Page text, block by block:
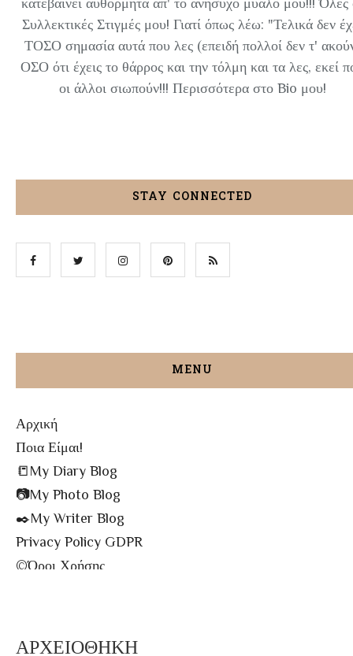
κατεβαίνει αυθόρμητα απ' το ανήσυχο μυαλό μου!!! Όλες
Συλλεκτικές Στιγμές μου! Γιατί όπως λέω: "Τελικά δεν
ΤΟΣΟ σημασία αυτά που λες (επειδή πολλοί δεν τ'
ΟΣΟ ότι έχεις το θάρρος και την τόλμη και τα λες, εκεί
οι άλλοι σιωπούν!!! Περισσότερα στο Bio μου!
STAY CONNECTED
MENU
Αρχική
Ποια Είμαι!
📒My Diary Blog
📷My Photo Blog
✒️My Writer Blog
Privacy Policy GDPR
©️Όροι Χρήσης
ΑΡΧΕΙΟΘΗΚΗ